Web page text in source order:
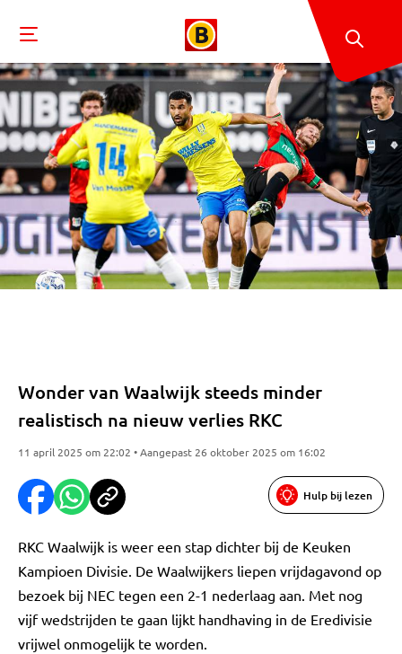
Wonder van Waalwijk steeds minder
realistisch na nieuw verlies RKC
11 april 2025 om 22:02 • Aangepast 26 oktober 2025 om 16:02
Hulp bij lezen
RKC Waalwijk is weer een stap dichter bij de Keuken
Kampioen Divisie. De Waalwijkers liepen vrijdagavond op
bezoek bij NEC tegen een 2-1 nederlaag aan. Met nog
vijf wedstrijden te gaan lijkt handhaving in de Eredivisie
vrijwel onmogelijk te worden.